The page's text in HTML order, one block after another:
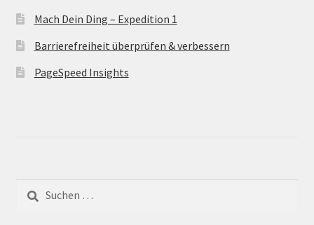
Mach Dein Ding – Expedition 1
Barrierefreiheit überprüfen & verbessern
PageSpeed Insights
nach: